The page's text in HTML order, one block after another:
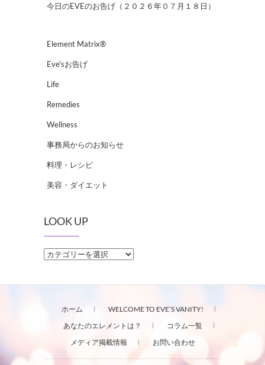
今日のEVEのお告げ（２０２６年０７月１８日）
Element Matrix®
Eve'sお告げ
Life
Remedies
Wellness
事務局からのお知らせ
料理・レシピ
美容・ダイエット
LOOK UP
LOOK
ホーム
WELCOME TO EVE’S VANITY!
あなたのエレメントは？
コラム一覧
メディア掲載情報
お問い合わせ